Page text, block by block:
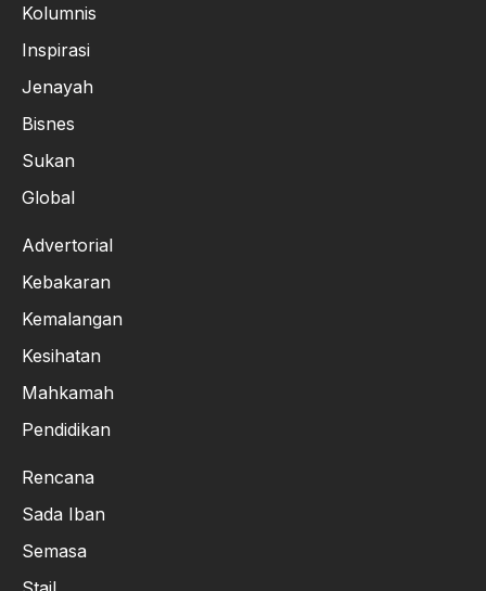
Kolumnis
Inspirasi
Jenayah
Bisnes
Sukan
Global
Advertorial
Kebakaran
Kemalangan
Kesihatan
Mahkamah
Pendidikan
Rencana
Sada Iban
Semasa